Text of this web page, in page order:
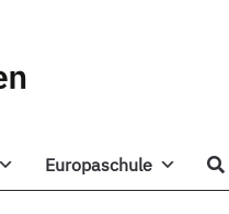
Europaschule